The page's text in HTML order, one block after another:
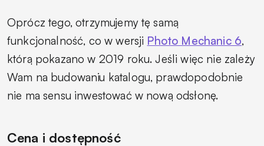
Oprócz tego, otrzymujemy tę samą
funkcjonalność, co w wersji Photo Mechanic 6,
którą pokazano w 2019 roku. Jeśli więc nie zależy
Wam na budowaniu katalogu, prawdopodobnie
nie ma sensu inwestować w nową odsłonę.
Cena i dostępność